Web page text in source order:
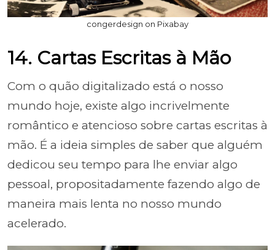
congerdesign on Pixabay
14. Cartas Escritas à Mão
Com o quão digitalizado está o nosso
mundo hoje, existe algo incrivelmente
romântico e atencioso sobre cartas escritas à
mão. É a ideia simples de saber que alguém
dedicou seu tempo para lhe enviar algo
pessoal, propositadamente fazendo algo de
maneira mais lenta no nosso mundo
acelerado.